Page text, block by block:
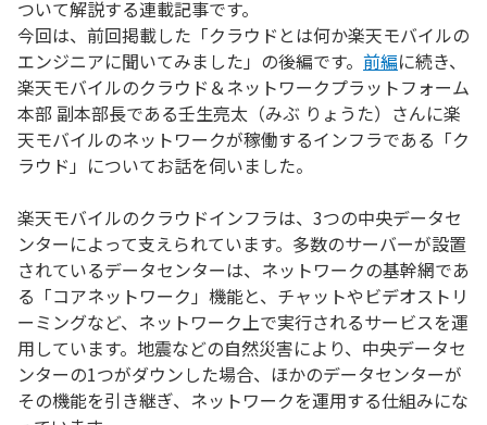
ついて解説する連載記事です。
今回は、前回掲載した「クラウドとは何か楽天モバイルの
エンジニアに聞いてみました」の後編です。 前編に続き、
楽天モバイルのクラウド＆ネットワークプラットフォーム
本部 副本部長である壬生亮太（みぶ りょうた）さんに楽
天モバイルのネットワークが稼働するインフラである「ク
ラウド」についてお話を伺いました。
楽天モバイルのクラウドインフラは、3つの中央データセ
ンターによって支えられています。多数のサーバーが設置
されているデータセンターは、ネットワークの基幹網であ
る「コアネットワーク」機能と、チャットやビデオストリ
ーミングなど、ネットワーク上で実行されるサービスを運
用しています。地震などの自然災害により、中央データセ
ンターの1つがダウンした場合、ほかのデータセンターが
その機能を引き継ぎ、ネットワークを運用する仕組みにな